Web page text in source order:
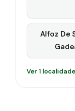
Alfoz De
Ver 1